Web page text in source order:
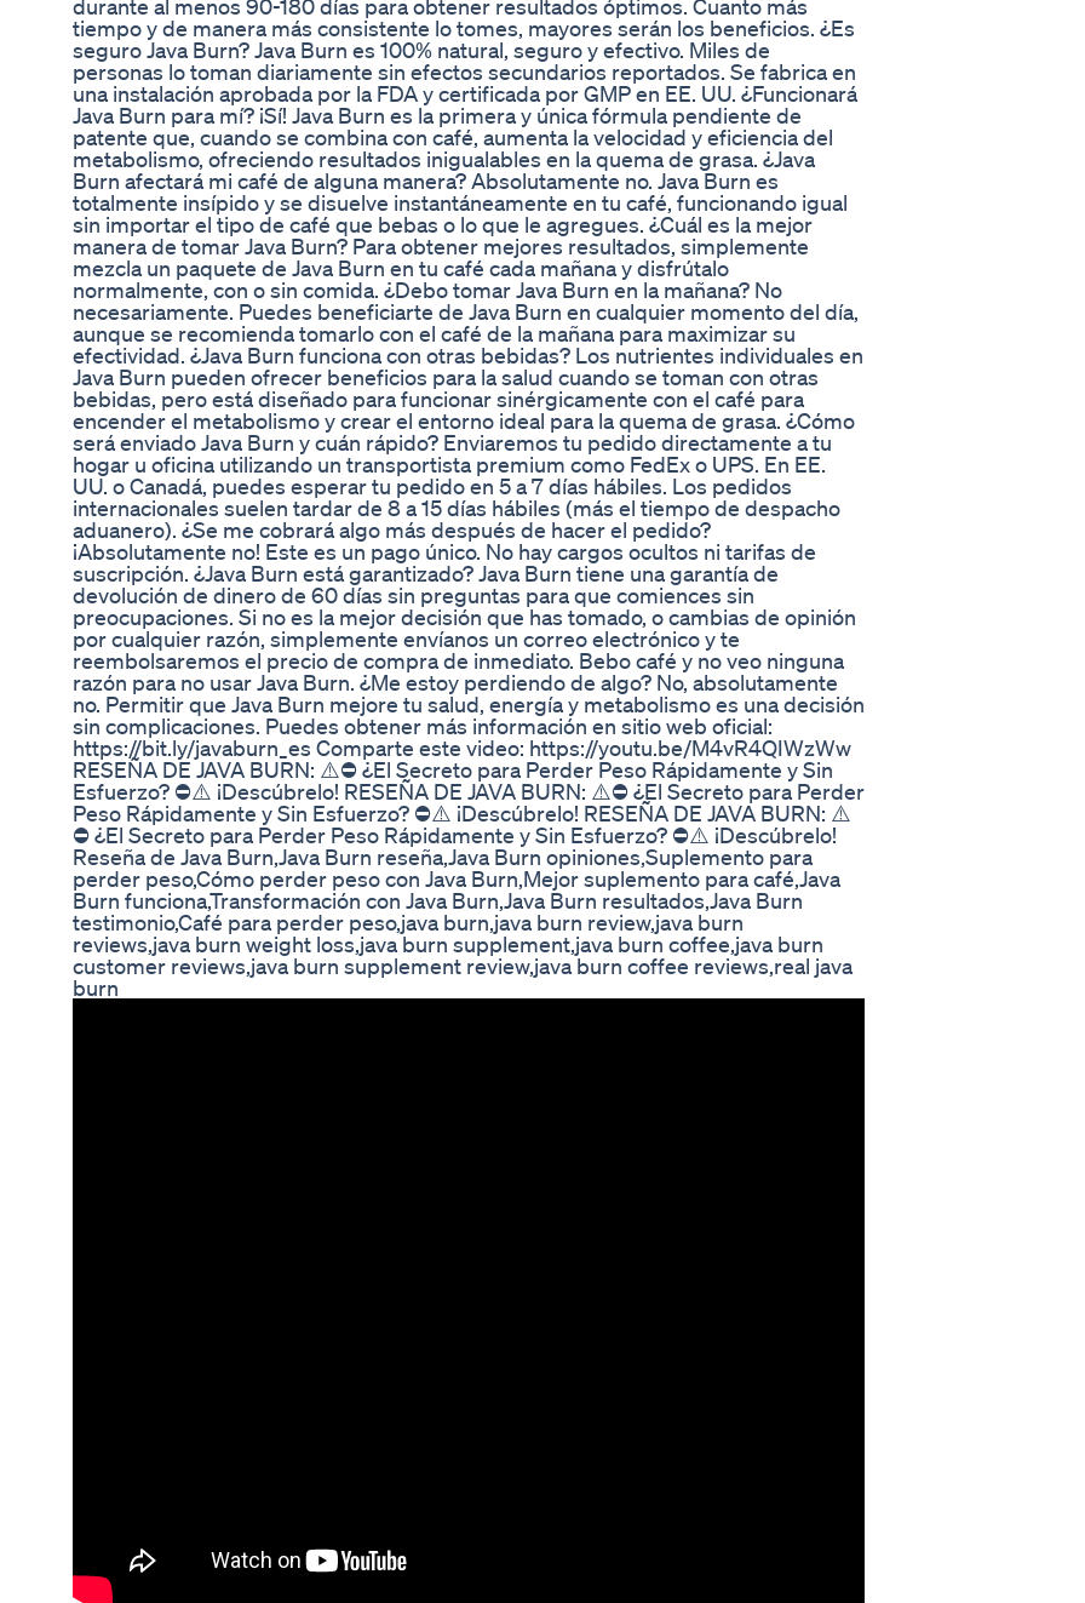
durante al menos 90-180 días para obtener resultados óptimos. Cuanto más
tiempo y de manera más consistente lo tomes, mayores serán los beneficios. ¿Es
seguro Java Burn? Java Burn es 100% natural, seguro y efectivo. Miles de
personas lo toman diariamente sin efectos secundarios reportados. Se fabrica en
una instalación aprobada por la FDA y certificada por GMP en EE. UU. ¿Funcionará
Java Burn para mí? ¡Sí! Java Burn es la primera y única fórmula pendiente de
patente que, cuando se combina con café, aumenta la velocidad y eficiencia del
metabolismo, ofreciendo resultados inigualables en la quema de grasa. ¿Java
Burn afectará mi café de alguna manera? Absolutamente no. Java Burn es
totalmente insípido y se disuelve instantáneamente en tu café, funcionando igual
sin importar el tipo de café que bebas o lo que le agregues. ¿Cuál es la mejor
manera de tomar Java Burn? Para obtener mejores resultados, simplemente
mezcla un paquete de Java Burn en tu café cada mañana y disfrútalo
normalmente, con o sin comida. ¿Debo tomar Java Burn en la mañana? No
necesariamente. Puedes beneficiarte de Java Burn en cualquier momento del día,
aunque se recomienda tomarlo con el café de la mañana para maximizar su
efectividad. ¿Java Burn funciona con otras bebidas? Los nutrientes individuales en
Java Burn pueden ofrecer beneficios para la salud cuando se toman con otras
bebidas, pero está diseñado para funcionar sinérgicamente con el café para
encender el metabolismo y crear el entorno ideal para la quema de grasa. ¿Cómo
será enviado Java Burn y cuán rápido? Enviaremos tu pedido directamente a tu
hogar u oficina utilizando un transportista premium como FedEx o UPS. En EE.
UU. o Canadá, puedes esperar tu pedido en 5 a 7 días hábiles. Los pedidos
internacionales suelen tardar de 8 a 15 días hábiles (más el tiempo de despacho
aduanero). ¿Se me cobrará algo más después de hacer el pedido?
¡Absolutamente no! Este es un pago único. No hay cargos ocultos ni tarifas de
suscripción. ¿Java Burn está garantizado? Java Burn tiene una garantía de
devolución de dinero de 60 días sin preguntas para que comiences sin
preocupaciones. Si no es la mejor decisión que has tomado, o cambias de opinión
por cualquier razón, simplemente envíanos un correo electrónico y te
reembolsaremos el precio de compra de inmediato. Bebo café y no veo ninguna
razón para no usar Java Burn. ¿Me estoy perdiendo de algo? No, absolutamente
no. Permitir que Java Burn mejore tu salud, energía y metabolismo es una decisión
sin complicaciones. Puedes obtener más información en sitio web oficial:
https://bit.ly/javaburn_es Comparte este video: https://youtu.be/M4vR4QIWzWw
RESEÑA DE JAVA BURN: ⚠️⛔ ¿El Secreto para Perder Peso Rápidamente y Sin
Esfuerzo? ⛔⚠️ ¡Descúbrelo! RESEÑA DE JAVA BURN: ⚠️⛔ ¿El Secreto para Perder
Peso Rápidamente y Sin Esfuerzo? ⛔⚠️ ¡Descúbrelo! RESEÑA DE JAVA BURN: ⚠️
⛔ ¿El Secreto para Perder Peso Rápidamente y Sin Esfuerzo? ⛔⚠️ ¡Descúbrelo!
Reseña de Java Burn,Java Burn reseña,Java Burn opiniones,Suplemento para
perder peso,Cómo perder peso con Java Burn,Mejor suplemento para café,Java
Burn funciona,Transformación con Java Burn,Java Burn resultados,Java Burn
testimonio,Café para perder peso,java burn,java burn review,java burn
reviews,java burn weight loss,java burn supplement,java burn coffee,java burn
customer reviews,java burn supplement review,java burn coffee reviews,real java
burn